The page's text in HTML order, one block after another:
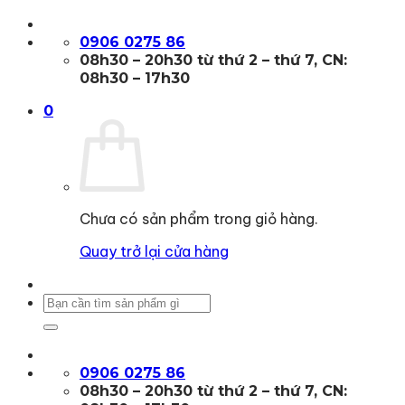
qua
0906 0275 86
08h30 – 20h30 từ thứ 2 – thứ 7, CN:
08h30 – 17h30
0
Chưa có sản phẩm trong giỏ hàng.
Quay trở lại cửa hàng
Tìm
0906 0275 86
08h30 – 20h30 từ thứ 2 – thứ 7, CN: